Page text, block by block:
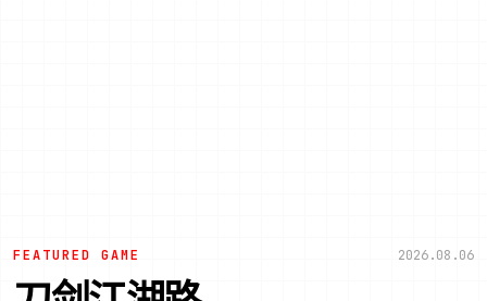
FEATURED GAME 2026.08.06